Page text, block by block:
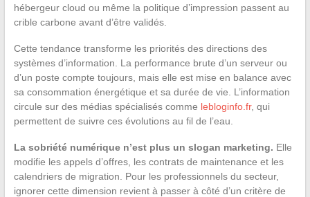
hébergeur cloud ou même la politique d’impression passent au
crible carbone avant d’être validés.
Cette tendance transforme les priorités des directions des
systèmes d’information. La performance brute d’un serveur ou
d’un poste compte toujours, mais elle est mise en balance avec
sa consommation énergétique et sa durée de vie. L’information
circule sur des médias spécialisés comme lebloginfo.fr, qui
permettent de suivre ces évolutions au fil de l’eau.
La sobriété numérique n’est plus un slogan marketing. Elle
modifie les appels d’offres, les contrats de maintenance et les
calendriers de migration. Pour les professionnels du secteur,
ignorer cette dimension revient à passer à côté d’un critère de